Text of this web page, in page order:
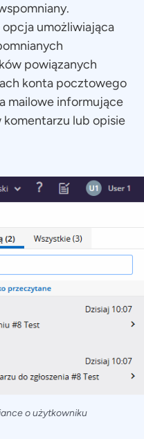
umożliwiająca
powiązanych
konta pocztowego
mailowe informujące
lub opisie
o użytkowniku